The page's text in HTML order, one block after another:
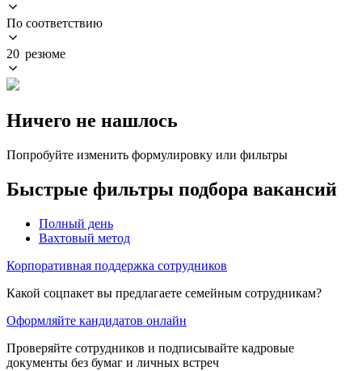
По соответствию
20 резюме
Ничего не нашлось
Попробуйте изменить формулировку или фильтры
Быстрые фильтры подбора вакансий
Полный день
Вахтовый метод
Корпоративная поддержка сотрудников
Какой соцпакет вы предлагаете семейным сотрудникам?
Оформляйте кандидатов онлайн
Проверяйте сотрудников и подписывайте кадровые
документы без бумаг и личных встреч